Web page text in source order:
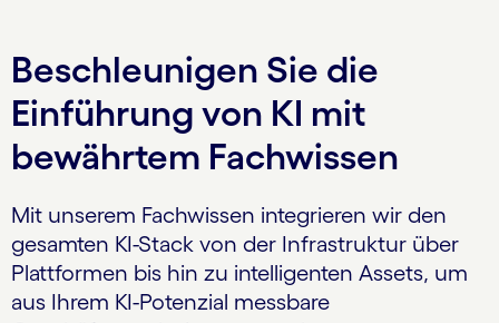
Beschleunigen Sie die
Einführung von KI mit
bewährtem Fachwissen
Mit unserem Fachwissen integrieren wir den
gesamten KI-Stack von der Infrastruktur über
Plattformen bis hin zu intelligenten Assets, um
aus Ihrem KI-Potenzial messbare